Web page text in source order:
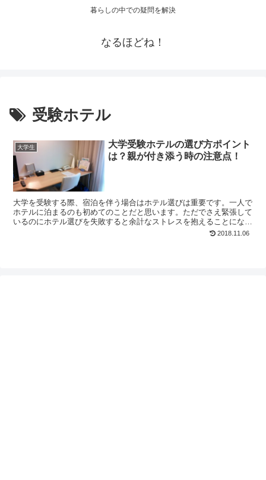
暮らしの中での疑問を解決
なるほどね！
受験ホテル
大学生
大学受験ホテルの選び方ポイント
は？親が付き添う時の注意点！
大学を受験する際、宿泊を伴う場合はホテル選びは重要です。一人で
ホテルに泊まるのも初めてのことだと思います。ただでさえ緊張して
いるのにホテル選びを失敗すると余計なストレスを抱えることになり
2018.11.06